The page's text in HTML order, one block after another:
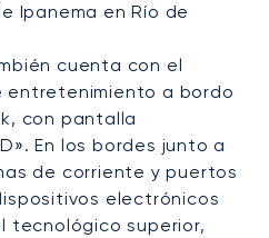
Ipanema en Río de
cuenta con el
entretenimiento a bordo
con pantalla
En los bordes junto a
de corriente y puertos
electrónicos
tecnológico superior,